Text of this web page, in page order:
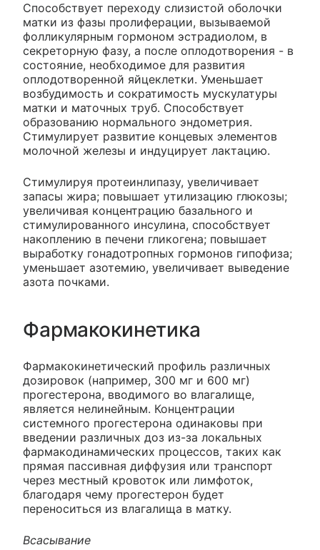
Способствует переходу слизистой оболочки
матки из фазы пролиферации, вызываемой
фолликулярным гормоном эстрадиолом, в
секреторную фазу, а после оплодотворения - в
состояние, необходимое для развития
оплодотворенной яйцеклетки. Уменьшает
возбудимость и сократимость мускулатуры
матки и маточных труб. Способствует
образованию нормального эндометрия.
Стимулирует развитие концевых элементов
молочной железы и индуцирует лактацию.
Стимулируя протеинлипазу, увеличивает
запасы жира; повышает утилизацию глюкозы;
увеличивая концентрацию базального и
стимулированного инсулина, способствует
накоплению в печени гликогена; повышает
выработку гонадотропных гормонов гипофиза;
уменьшает азотемию, увеличивает выведение
азота почками.
Фармакокинетика
Фармакокинетический профиль различных
дозировок (например, 300 мг и 600 мг)
прогестерона, вводимого во влагалище,
является нелинейным. Концентрации
системного прогестерона одинаковы при
введении различных доз из-за локальных
фармакодинамических процессов, таких как
прямая пассивная диффузия или транспорт
через местный кровоток или лимфоток,
благодаря чему прогестерон будет
переноситься из влагалища в матку.
Всасывание